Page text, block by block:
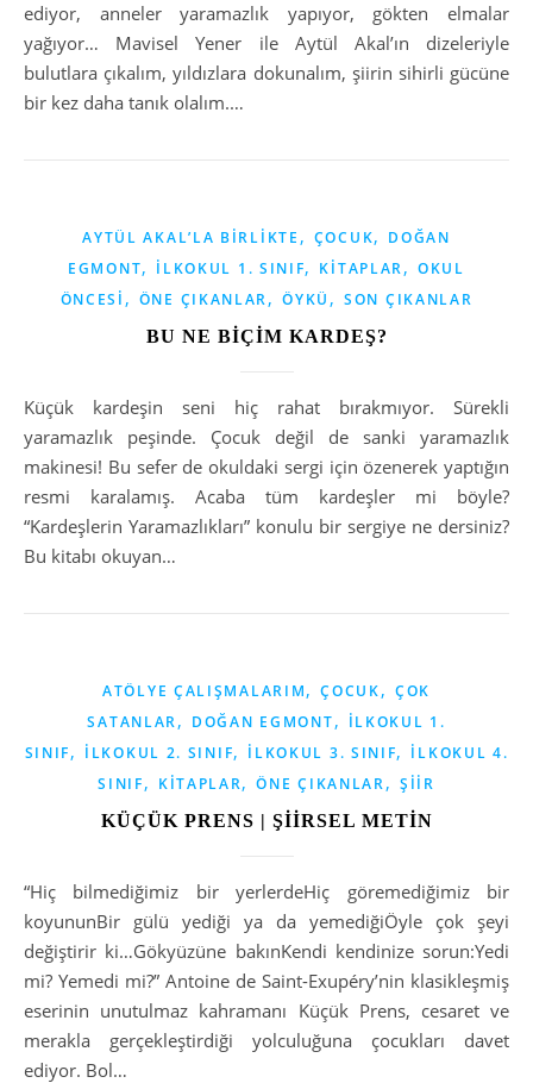
ediyor, anneler yaramazlık yapıyor, gökten elmalar
yağıyor… Mavisel Yener ile Aytül Akal’ın dizeleriyle
bulutlara çıkalım, yıldızlara dokunalım, şiirin sihirli gücüne
bir kez daha tanık olalım.…
AYTÜL AKAL’LA BIRLIKTE , ÇOCUK, DOĞAN
EGMONT, İLKOKUL 1. SINIF, KITAPLAR,OKUL
ÖNCESI , ÖNE ÇIKANLAR,ÖYKÜ , SON ÇIKANLAR
BU NE BİÇİM KARDEŞ?
Küçük kardeşin seni hiç rahat bırakmıyor. Sürekli
yaramazlık peşinde. Çocuk değil de sanki yaramazlık
makinesi! Bu sefer de okuldaki sergi için özenerek yaptığın
resmi karalamış. Acaba tüm kardeşler mi böyle?
“Kardeşlerin Yaramazlıkları” konulu bir sergiye ne dersiniz?
Bu kitabı okuyan…
ATÖLYE ÇALIŞMALARIM,ÇOCUK, ÇOK
SATANLAR, DOĞAN EGMONT, İLKOKUL 1.
SINIF, İLKOKUL 2. SINIF, İLKOKUL 3. SINIF, İLKOKUL 4.
SINIF, KITAPLAR,ÖNE ÇIKANLAR, ŞIIR
KÜÇÜK PRENS | ŞİİRSEL METİN
“Hiç bilmediğimiz bir yerlerdeHiç göremediğimiz bir
koyununBir gülü yediği ya da yemediğiÖyle çok şeyi
değiştirir ki…Gökyüzüne bakınKendi kendinize sorun:Yedi
mi? Yemedi mi?” Antoine de Saint-Exupéry’nin klasikleşmiş
eserinin unutulmaz kahramanı Küçük Prens, cesaret ve
merakla gerçekleştirdiği yolculuğuna çocukları davet
ediyor. Bol…